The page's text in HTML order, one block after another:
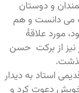
و دوستان
می دانست و هم
مورد علاقۀ
نیز از برکت حسن
استاد به دیدار
خویش دعوت کرد و